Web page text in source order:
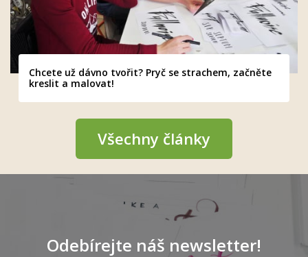
Chcete už dávno tvořit? Pryč se strachem, začněte
kreslit a malovat!
Všechny články
Odebírejte náš newsletter!